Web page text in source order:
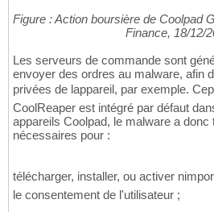
Figure : Action boursière de Coolpad
Finance, 18/12/
Les serveurs de commande sont
envoyer des ordres au malware, afin
privées de lappareil, par exemple.
CoolReaper est intégré par défaut
appareils Coolpad, le malware a donc
nécessaires pour :
télécharger, installer, ou activer
le consentement de l'utilisateur ;